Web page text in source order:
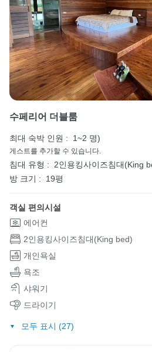
수페리어 더블룸
최대 숙박 인원 : 1~2 명)
게스트를 추가할 수 있습니다.
침대 유형 :
2인용킹사이즈침대(King
방 크기 :
19평
객실 편의시설
에어컨
2인용킹사이즈침대(King bed)
개인욕실
욕조
샤워기
드라이기
모두 표시 (27)